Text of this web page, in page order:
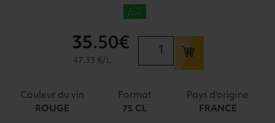
35.50€
47.33 €/L
Couleur du vin
ROUGE
Format
75 CL
Pays d'origine
FRANCE